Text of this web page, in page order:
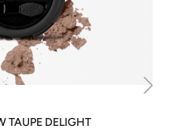
TAUPE DELIGHT